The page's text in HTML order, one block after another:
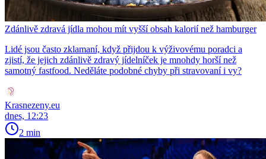
Zdánlivě zdravá jídla mohou mít vyšší obsah kalorií než hamburger
Lidé jsou často zklamaní, když přijdou k výživovému poradci a
zjistí, že jejich zdánlivě zdravý jídelníček je mnohdy horší než
samotný fastfood. Neděláte podobné chyby při stravovaní i vy?
Krasnezeny.eu
dnes, 12:23
2 min